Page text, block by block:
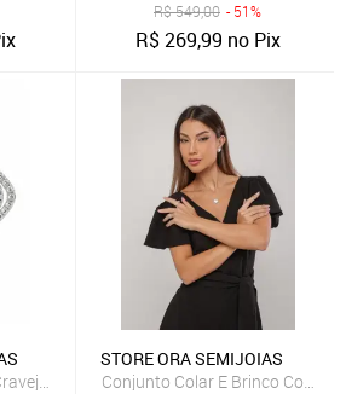
R$549,00 - 51%
R$269,99 no Pix
Com Micro Zircônias Banhado A
STORE ORA SEMIJOIAS
Conjunto Colar E Brinco